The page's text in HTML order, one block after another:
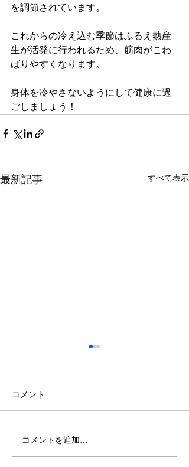
を調節されています。
これからの冷え込む季節はふるえ熱産
生が活発に行われるため、筋肉がこわ
ばりやすくなります。
身体を冷やさないようにして健康に過
ごしましょう！
最新記事 すべて表示
熱帯夜で眠りが浅い・首
こりがつらい方へ｜8月の
コメント
コメントを追加…